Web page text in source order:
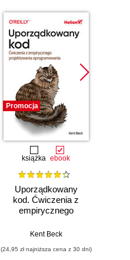
Promocja
książka ebook
Uporządkowany
kod. Ćwiczenia z
empirycznego
oprogramowania
Kent Beck
(24,95 zł najniższa cena z 30 dni)